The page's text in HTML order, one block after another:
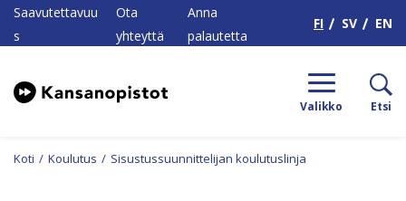
Saavutettavuu
s
Ota
yhteyttä
Anna
palautetta
FI SV EN
Valikko Etsi
Koti / Koulutus / Sisustussuunnittelijan koulutuslinja